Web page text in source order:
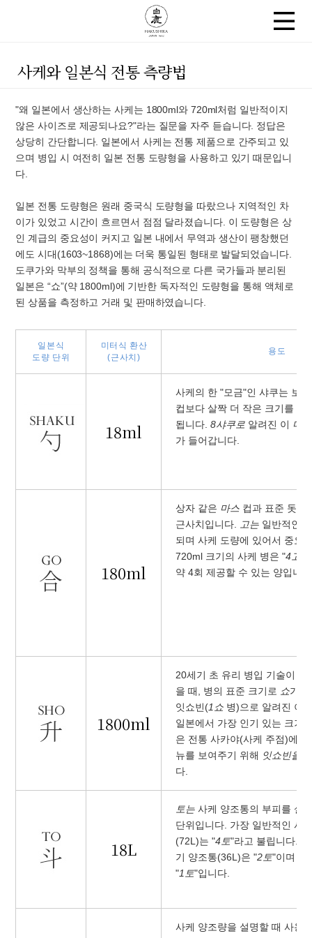
사케와 일본식 전통 측량법
"왜 일본에서 생산하는 사케는 1800ml와 720ml처럼 일반적이지
않은 사이즈로 제공되나요?"라는 질문을 자주 듣습니다. 정답은
상당히 간단합니다. 일본에서 사케는 전통 제품으로 간주되고 있
으며 병입 시 여전히 일본 전통 도량형을 사용하고 있기 때문입니
다.
일본 전통 도량형은 원래 중국식 도량형을 따랐으나 지역적인 차
이가 있었고 시간이 흐르면서 점점 달라졌습니다. 이 도량형은 상
인 계급의 중요성이 커지고 일본 내에서 무역과 생산이 팽창했던
에도 시대(1603~1868)에는 더욱 통일된 형태로 발달되었습니다.
도쿠가와 막부의 정책을 통해 공식적으로 다른 국가들과 분리된
일본은 “쇼”(약 1800ml)에 기반한 독자적인 도량형을 통해 액체로
된 상품을 측정하고 거래 및 판매하였습니다.
일본식
도량 단위
미터식 환산
(근사치)
용도
18ml
사케의 한 "모금"인 샤쿠는 보
컵보다 살짝 더 작은 크기를 설
됩니다.8샤쿠로 알려진 이 마
가 들어갑니다.
180ml
상자 같은 마스 컵과 표준 돗쿠
근사치입니다.
고는 일반적인
되며 사케 도량에 있어서 중요
720ml 크기의 사케 병은 "4고
약 4회 제공할 수 있는 양입니
1800ml
20세기 초 유리 병입 기술이 일
을 때, 병의 표준 크기로 쇼가
잇쇼빈(1쇼 병)으로 알려진 이
일본에서 가장 인기 있는 크기
은 전통 사카야(사케 주점)에서
뉴를 보여주기 위해 잇쇼빈을
다.
18L
토는 사케 양조통의 부피를 설
단위입니다. 가장 일반적인 사
(72L)는 "4토"라고 불립니다.
기 양조통(36L)은 "2토"이며 작
"1토"입니다.
사케 양조량을 설명할 때 사용